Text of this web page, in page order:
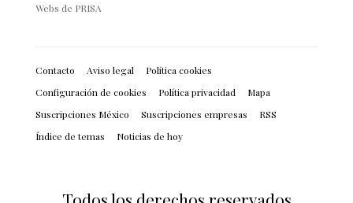
Webs de PRISA
Contacto Aviso legal
Política cookies
Configuración de cookies
Política privacidad
Mapa
Suscripciones México
Suscripciones empresas
RSS
Índice de temas
Noticias de hoy